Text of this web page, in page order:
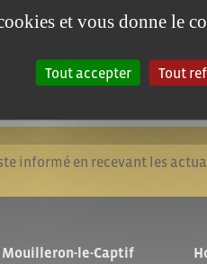
informé en recevant les
le-Captif
et vous donne le
Tout accepter Tout